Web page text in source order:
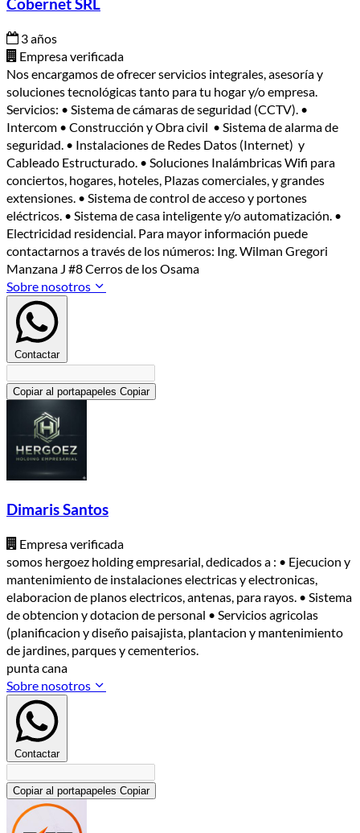
Cobernet SRL
3 años
Empresa verificada
Nos encargamos de ofrecer servicios integrales, asesoría y
soluciones tecnológicas tanto para tu hogar y/o empresa.
Servicios: • Sistema de cámaras de seguridad (CCTV). •
Intercom • Construcción y Obra civil • Sistema de alarma de
seguridad. • Instalaciones de Redes Datos (Internet) y
Cableado Estructurado. • Soluciones Inalámbricas Wifi para
conciertos, hogares, hoteles, Plazas comerciales, y grandes
extensiones. • Sistema de control de acceso y portones
eléctricos. • Sistema de casa inteligente y/o automatización. •
Electricidad residencial. Para mayor información puede
contactarnos a través de los números: Ing. Wilman Gregori
Manzana J #8 Cerros de los Osama
Sobre nosotros
Contactar
Copiar al portapapeles Copiar
Dimaris Santos
Empresa verificada
somos hergoez holding empresarial, dedicados a : • Ejecucion y
mantenimiento de instalaciones electricas y electronicas,
elaboracion de planos electricos, antenas, para rayos. • Sistema
de obtencion y dotacion de personal • Servicios agricolas
(planificacion y diseño paisajista, plantacion y mantenimiento
de jardines, parques y cementerios.
punta cana
Sobre nosotros
Contactar
Copiar al portapapeles Copiar